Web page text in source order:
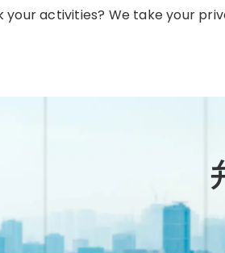
your activities? We take your